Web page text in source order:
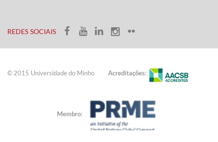
​REDES SOCIAIS​​
© 2015 Universidade do ​Minho​​​ Acreditações:
Membro: